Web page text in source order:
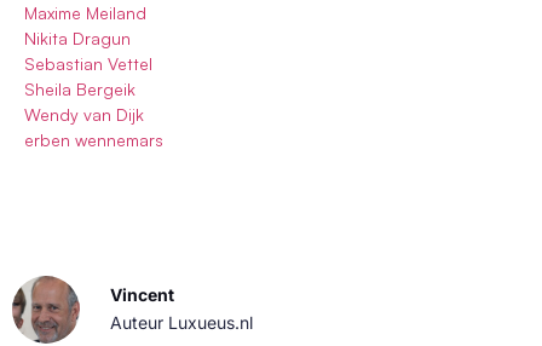
Maxime Meiland
Nikita Dragun
Sebastian Vettel
Sheila Bergeik
Wendy van Dijk
erben wennemars
Vincent
Auteur Luxueus.nl